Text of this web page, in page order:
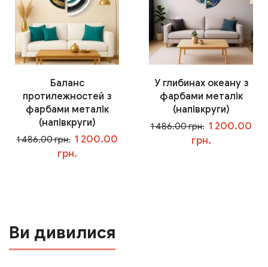
Баланс
протилежностей з
фарбами металік
(напівкруги)
1 486.00 грн. 1 200.00
грн.
У глибинах океану з
фарбами металік
(напівкруги)
1 486.00 грн. 1 200.00
грн.
Ви дивилися